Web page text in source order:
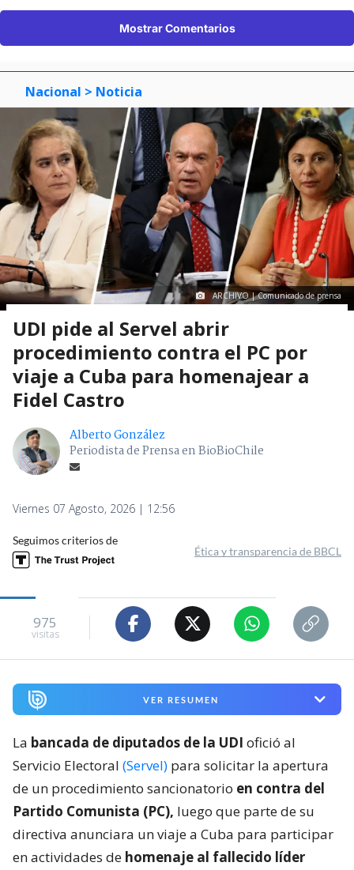
Mostrar Comentarios
Nacional > Noticia
ARCHIVO | Comunicado de prensa
UDI pide al Servel abrir
procedimiento contra el PC por
viaje a Cuba para homenajear a
Fidel Castro
Alberto González
Periodista de Prensa en BioBioChile
Viernes 07 Agosto, 2026 | 12:56
Seguimos criterios de
Ética y transparencia de BBCL
975
visitas
VER RESUMEN
La bancada de diputados de la UDI ofició al
Servicio Electoral (Servel) para solicitar la apertura
de un procedimiento sancionatorio en contra del
Partido Comunista (PC), luego que parte de su
directiva anunciara un viaje a Cuba para participar
en actividades de homenaje al fallecido líder